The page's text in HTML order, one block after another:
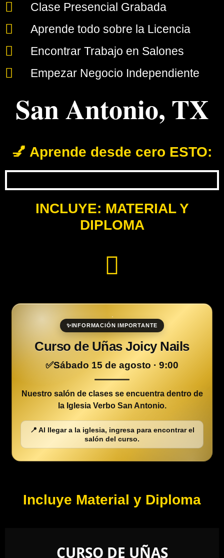
Clase Presencial Grabada
Aprende todo sobre la Licencia
Encontrar Trabajo en Salones
Empezar Negocio Independiente
San Antonio, TX
💅 Aprende desde cero ESTO:
INCLUYE: MATERIAL Y
DIPLOMA
✨INFORMACIÓN IMPORTANTE
Curso de Uñas Joicy Nails
✅Sábado 15 de agosto · 9:00
Nuestro salón de clases se encuentra dentro de
la Iglesia Verbo San Antonio.
📍 Al llegar a la iglesia, ingresa para encontrar el
salón del curso.
Incluye Material y Diploma
CURSO DE UÑAS